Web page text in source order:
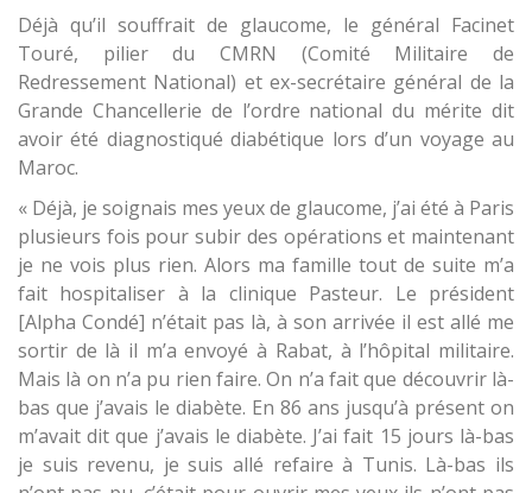
Déjà qu’il souffrait de glaucome, le général Facinet
Touré, pilier du CMRN (Comité Militaire de
Redressement National) et ex-secrétaire général de la
Grande Chancellerie de l’ordre national du mérite dit
avoir été diagnostiqué diabétique lors d’un voyage au
Maroc.
« Déjà, je soignais mes yeux de glaucome, j’ai été à Paris
plusieurs fois pour subir des opérations et maintenant
je ne vois plus rien. Alors ma famille tout de suite m’a
fait hospitaliser à la clinique Pasteur. Le président
[Alpha Condé] n’était pas là, à son arrivée il est allé me
sortir de là il m’a envoyé à Rabat, à l’hôpital militaire.
Mais là on n’a pu rien faire. On n’a fait que découvrir là-
bas que j’avais le diabète. En 86 ans jusqu’à présent on
m’avait dit que j’avais le diabète. J’ai fait 15 jours là-bas
je suis revenu, je suis allé refaire à Tunis. Là-bas ils